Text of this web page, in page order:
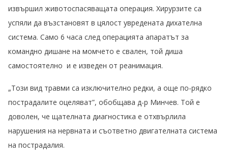
извършил животоспасяващата операция. Хирурзите са
успяли да възстановят в цялост увредената дихателна
система. Само 6 часа след операцията апаратът за
командно дишане на момчето е свален, той диша
самостоятелно и е изведен от реанимация.
„Този вид травми са изключително редки, а още по-рядко
пострадалите оцеляват”, обобщава д-р Минчев. Той е
доволен, че щателната диагностика е отхвърлила
нарушения на нервната и съответно двигателната система
на пострадалия.